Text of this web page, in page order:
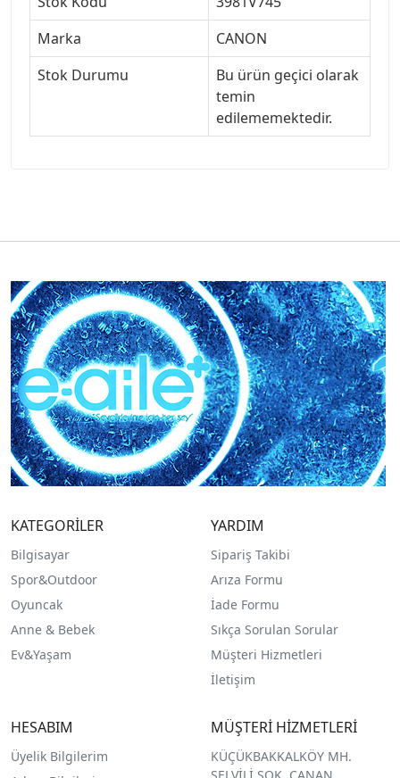
Marka
CANON
Stok Durumu
Bu ürün geçici olarak
temin
edilememektedir.
KATEGORİLER
Bilgisayar
Spor&Outdoor
Oyuncak
Anne & Bebek
Ev&Yaşam
YARDIM
Sipariş Takibi
Arıza Formu
İade Formu
Sıkça Sorulan Sorular
Müşteri Hizmetleri
İletişim
HESABIM
Üyelik Bilgilerim
MÜŞTERİ HİZMETLERİ
KÜÇÜKBAKKALKÖY MH.